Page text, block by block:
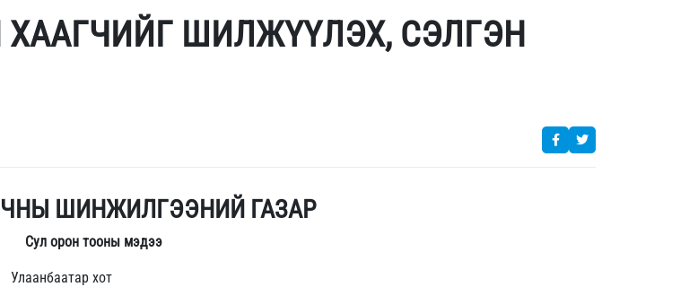
ШИЛЖҮҮЛЭХ, СЭЛГЭН
ШИНЖИЛГЭЭНИЙ ГАЗАР
Сул орон тооны мэдээ
хот